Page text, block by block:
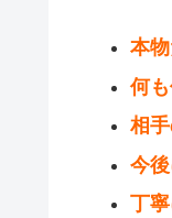
本
何
相
今
丁